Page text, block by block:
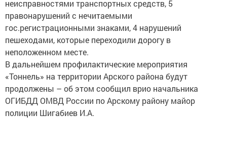
правонарушений с нечитаемыми
гос.регистрационными знаками, 4 нарушений
пешеходами, которые переходили дорогу в
неположенном месте.
В дальнейшем профилактические мероприятия
«Тоннель» на территории Арского района будут
продолжены – об этом сообщил врио начальника
ОГИБДД ОМВД России по Арскому району майор
полиции Шигабиев И.А.